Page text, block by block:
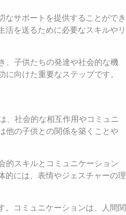
なサポートを提供することができ
を送るために必要なスキルやリ
、子供たちの発達や社会的な機
向けた重要なステップです。
、社会的な相互作用やコミュニ
他の子供との関係を築くことや
的スキルとコミュニケーション
的には、表情やジェスチャーの理
。コミュニケーションは、人間関